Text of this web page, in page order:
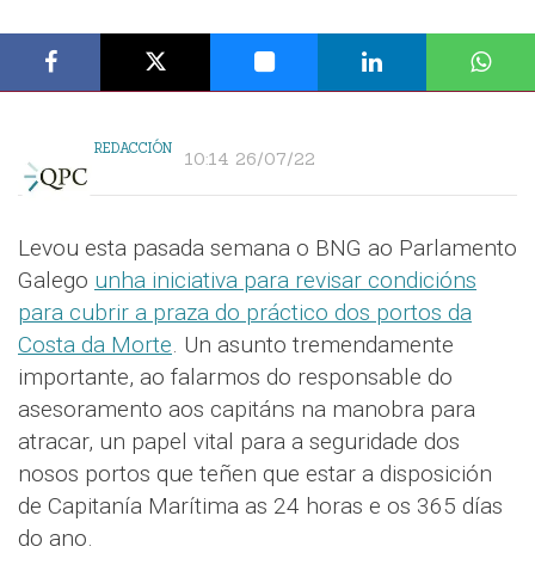
REDACCIÓN 10:14 26/07/22
Levou esta pasada semana o BNG ao Parlamento
Galego unha iniciativa para revisar condicións
para cubrir a praza do práctico dos portos da
Costa da Morte. Un asunto tremendamente
importante, ao falarmos do responsable do
asesoramento aos capitáns na manobra para
atracar, un papel vital para a seguridade dos
nosos portos que teñen que estar a disposición
de Capitanía Marítima as 24 horas e os 365 días
do ano.